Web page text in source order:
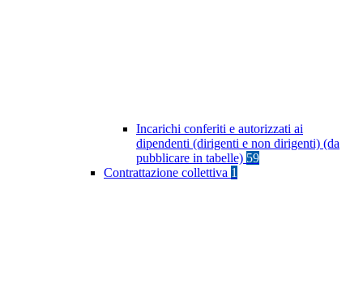
Incarichi conferiti e autorizzati ai
dipendenti (dirigenti e non dirigenti) (da
pubblicare in tabelle) 59
Contrattazione collettiva 1